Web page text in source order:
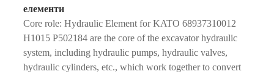
елементи
Core role: Hydraulic Element for KATO 68937310012
H1015 P502184 are the core of the excavator hydraulic
system, including hydraulic pumps, hydraulic valves,
hydraulic cylinders, etc., which work together to convert